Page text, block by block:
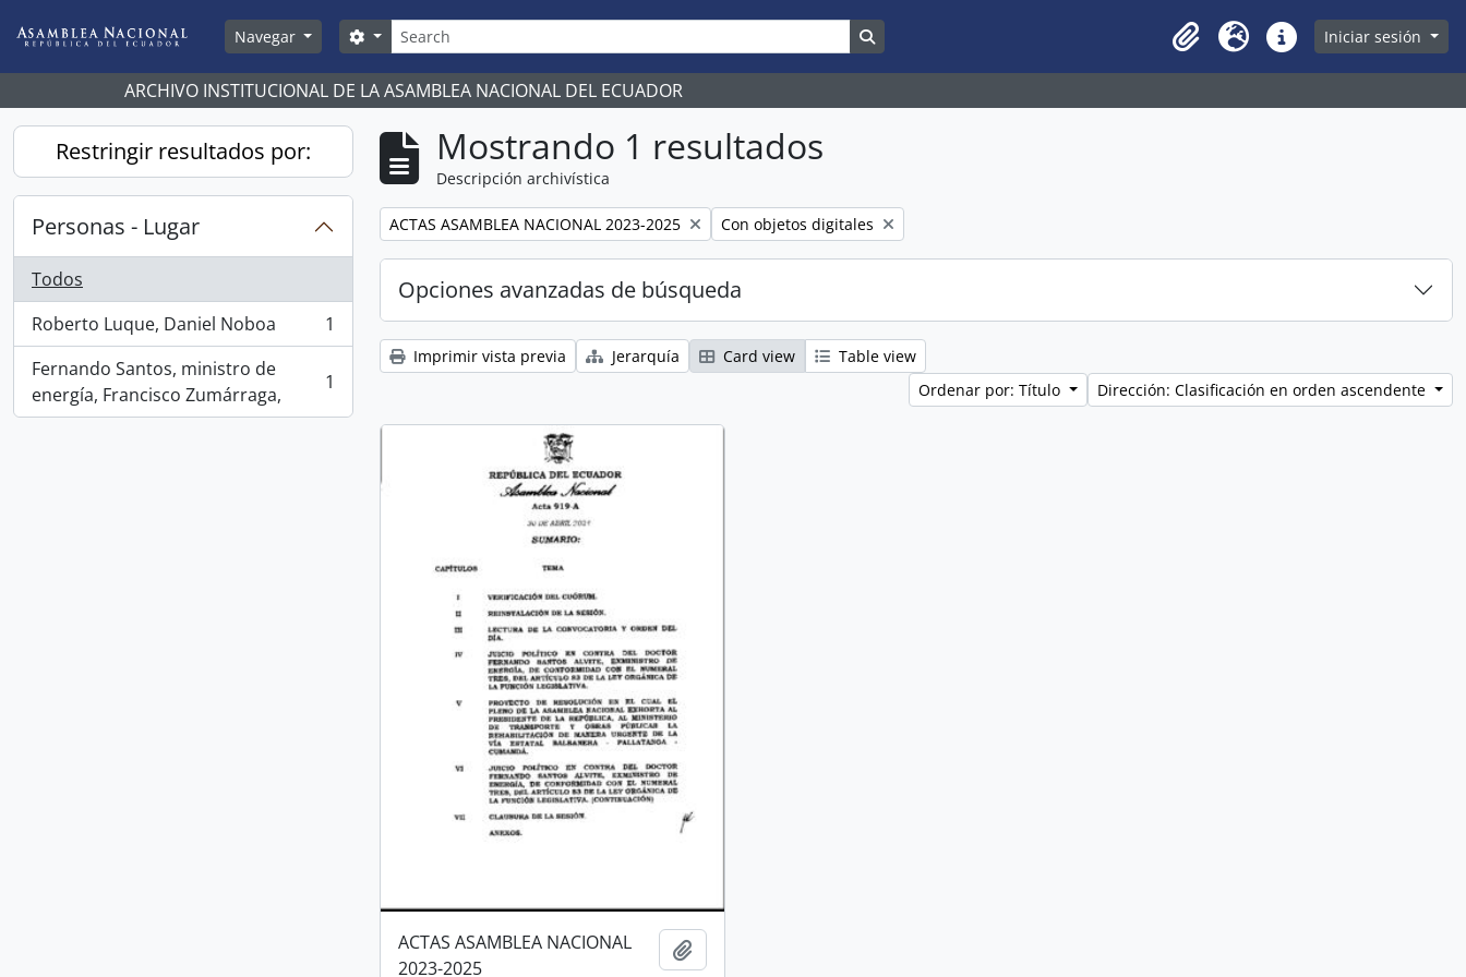
Navegar
Búsqueda
Search options
Clipboard
Idioma Enlaces rápidos
Iniciar sesión
ARCHIVO INSTITUCIONAL DE LA ASAMBLEA NACIONAL DEL ECUADOR
Restringir resultados por:
Personas - Lugar
Todos
Roberto Luque, Daniel Noboa
, 1 resultados
1
Fernando Santos, ministro de
energía, Francisco Zumárraga,
, 1 resultados 1
Mostrando 1 resultados
Descripción archivística
Remove filter:
ACTAS ASAMBLEA NACIONAL 2023-2025 Remove filter:
Con objetos digitales
Opciones avanzadas de búsqueda
Imprimir vista previa Jerarquía Card view
Table view
Ordenar por: Título
Dirección: Clasificación en orden ascendente
ACTAS ASAMBLEA NACIONAL
2023-2025